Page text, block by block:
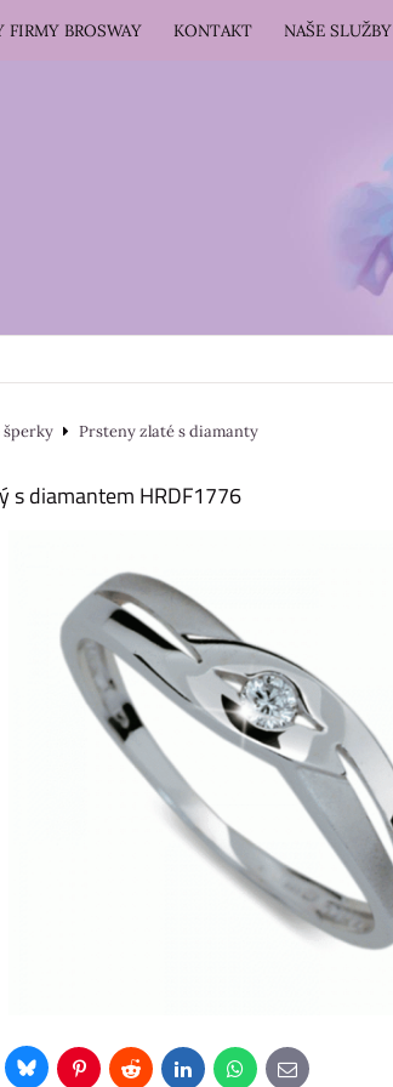
FIRMY BROSWAY KONTAKT NAŠE SLUŽBY
šperky Prsteny zlaté s diamanty
s diamantem HRDF1776
BlueskyPinterestRedditLinkedInWhatsApp
E-